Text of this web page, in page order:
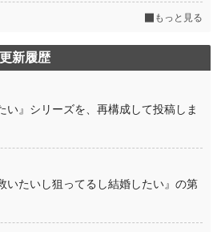
もっと見る
新履歴
い』シリーズを、再構成して投稿しま
いたいし狙ってるし結婚したい』の第